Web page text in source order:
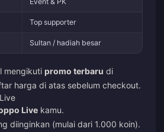
Top supporter
Sultan / hadiah besar
mengikuti promo terbaru di
harga di atas sebelum checkout.
Live kamu.
diinginkan (mulai dari 1.000 koin).